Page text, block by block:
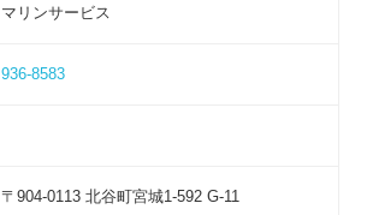
マリンサービス
936-8583
〒904-0113 北谷町宮城1-592 G-11